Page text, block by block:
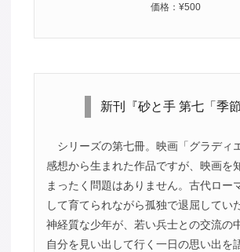
価格：¥500
新刊『砂と手 第七「季節
シリーズの第七冊。映画「グラディ
感想から生まれた作品ですが、映画を
まったく問題はありません。古代ロー
して育てられながら孤独で退屈してい
神経質な少年が、若い兵士との交流の
自分を見い出して行く一日の思い出を